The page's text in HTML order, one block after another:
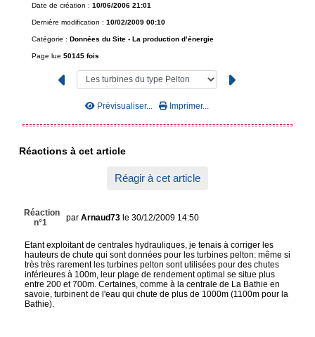
Date de création : 10/06/2006 21:01
Dernière modification : 10/02/2009 00:10
Catégorie : Données du Site - La production d’énergie
Page lue 50145 fois
Prévisualiser... Imprimer...
Réactions à cet article
Réagir à cet article
Réaction
n°1
par Arnaud73le 30/12/2009 14:50
Etant exploitant de centrales hydrauliques, je tenais à corriger les
hauteurs de chute qui sont données pour les turbines pelton: même si
très très rarement les turbines pelton sont utilisées pour des chutes
inférieures à 100m, leur plage de rendement optimal se situe plus
entre 200 et 700m. Certaines, comme à la centrale de La Bathie en
savoie, turbinent de l'eau qui chute de plus de 1000m (1100m pour la
Bathie).